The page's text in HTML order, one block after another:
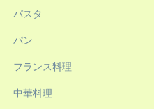
パスタ
パン
フランス料理
中華料理